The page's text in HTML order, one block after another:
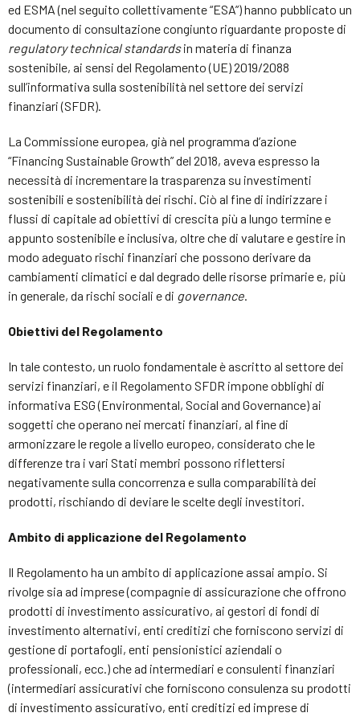
ed ESMA (nel seguito collettivamente “ESA”) hanno pubblicato un
documento di consultazione congiunto riguardante proposte di
regulatory technical standardsin materia di finanza
sostenibile, ai sensi del Regolamento (UE) 2019/2088
sull’informativa sulla sostenibilità nel settore dei servizi
finanziari (SFDR).
La Commissione europea, già nel programma d’azione
“Financing Sustainable Growth” del 2018, aveva espresso la
necessità di incrementare la trasparenza su investimenti
sostenibili e sostenibilità dei rischi. Ciò al fine di indirizzare i
flussi di capitale ad obiettivi di crescita più a lungo termine e
appunto sostenibile e inclusiva, oltre che di valutare e gestire in
modo adeguato rischi finanziari che possono derivare da
cambiamenti climatici e dal degrado delle risorse primarie e, più
in generale, da rischi sociali e di governance
Obiettivi del Regolamento
In tale contesto, un ruolo fondamentale è ascritto al settore dei
servizi finanziari, e il Regolamento SFDR impone obblighi di
informativa ESG (Environmental, Social and Governance) ai
soggetti che operano nei mercati finanziari, al fine di
armonizzare le regole a livello europeo, considerato che le
differenze tra i vari Stati membri possono riflettersi
negativamente sulla concorrenza e sulla comparabilità dei
prodotti, rischiando di deviare le scelte degli investitori.
Ambito di applicazione del Regolamento
Il Regolamento ha un ambito di applicazione assai ampio. Si
rivolge sia ad imprese (compagnie di assicurazione che offrono
prodotti di investimento assicurativo, ai gestori di fondi di
investimento alternativi, enti creditizi che forniscono servizi di
gestione di portafogli, enti pensionistici aziendali o
professionali, ecc.) che ad intermediari e consulenti finanziari
(intermediari assicurativi che forniscono consulenza su prodotti
di investimento assicurativo, enti creditizi ed imprese di